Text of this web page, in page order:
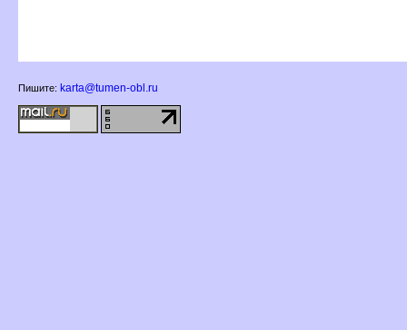
Пишите: karta@tumen-obl.ru